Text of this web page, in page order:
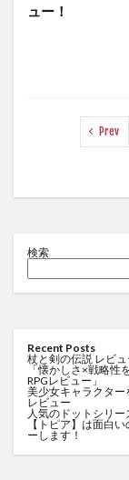
ュー！
Prev
検索
Recent Posts
杖と剣の伝説 レビ
「懐かしさ×戦略性
RPGレビュー」
美少女キャラクター
レビュー
人気のドットシリ
【トピア】は面白い
ーします！